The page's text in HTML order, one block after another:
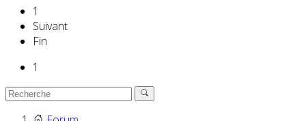
Précédent
1
Suivant